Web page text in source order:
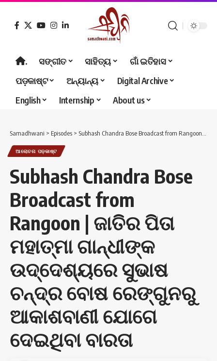
. ସଙ୍ଗୀତ ସାହିତ୍ୟ
ଗାଁ ଇତିହାସ
ପଡ଼କାଷ୍ଟ
ଅନ୍ୟାନ୍ୟ
Digital Archive
English
Internship About us
Samadhwani > Episodes > Subhash Chandra Bose Broadcast from Rangoon | ଜାତିର ପିତା ମହାତ୍ମା ଗାନ୍ଧୀଙ୍କ ଉଦ୍ଦେଶ୍ୟରେ ସୁଭାଷ ଚନ୍ଦ୍ର ବୋଷ ରେଙ୍ଗୁନରୁ ଆକାଶବାଣୀ ଯୋଗେ ଦେଇଥିବା ବାରତା
ଆଲୋଚନା ପଡ଼କାଷ୍ଟ
Subhash Chandra Bose
Broadcast from
Rangoon | ଜାତିର ପିତା
ମହାତ୍ମା ଗାନ୍ଧୀଙ୍କ
ଉଦ୍ଦେଶ୍ୟରେ ସୁଭାଷ
ଚନ୍ଦ୍ର ବୋଷ ରେଙ୍ଗୁନରୁ
ଆକାଶବାଣୀ ଯୋଗେ
ଦେଇଥିବା ବାରତା